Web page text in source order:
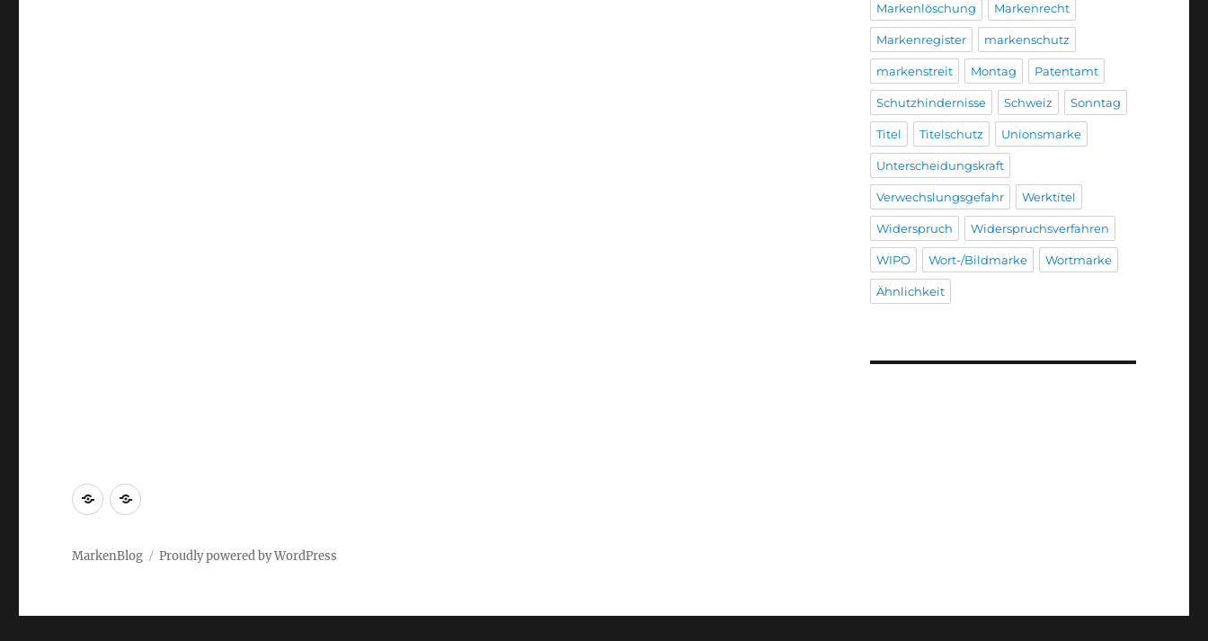
Markenlöschung Markenrecht
Markenregister markenschutz
markenstreit Montag Patentamt
Schutzhindernisse Schweiz Sonntag
Titel Titelschutz Unionsmarke
Unterscheidungskraft
Verwechslungsgefahr Werktitel
Widerspruch Widerspruchsverfahren
WIPO Wort-/Bildmarke Wortmarke
Ähnlichkeit
Markenrecherche
Gastbeiträge
MarkenBlog Proudly powered by WordPress